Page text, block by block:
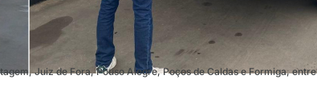
Juiz de Fora, Pouso Alegre, Poços de Caldas e Formiga, entre